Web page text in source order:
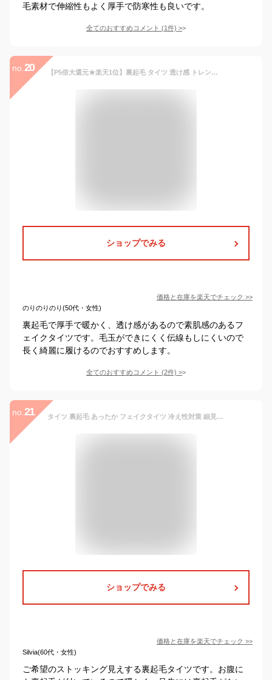
毛素材で伸縮性もよく厚手で防寒性も良いです。
全てのおすすめコメント (1件) >
no. 20 【P5倍大還元★楽天1位】裏起毛 タイツ 透け感 トレンカ 大きいサイズ 厚手 肌色 裏起毛ストッキング ベージュ フェイクタイツ レディース あったかタイツ ヒートタイツ レギンス インナーパンツ 暖かい 無地 防寒 下着 ハイウェスト 腹巻 スキニー 素肌 黒
ショップでみる
価格と在庫を楽天でチェック >>
のりのりのり(50代・女性)
裏起毛で厚手で暖かく、透け感があるので素肌感のあるフ
ェイクタイツです。毛玉ができにくく伝線もしにくいので
長く綺麗に履けるのでおすすめします。
全てのおすすめコメント (2件) >
no. 21 タイツ 裏起毛 あったか フェイクタイツ 冷え性対策 細見え 防寒 必須アイテム 通勤 通学 ストッキングに見える フェイクタイツ 学校用 学生 高校生 防寒 ブラック ベージュ 厚手 伸縮性 ストレッチ 肌色 レディース 黒 引き締め
ショップでみる
価格と在庫を楽天でチェック >>
Silvia(60代・女性)
ご希望のストッキング見えする裏起毛タイツです。お腹に